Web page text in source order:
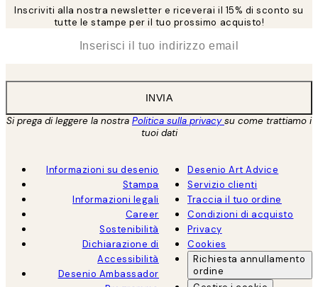
Inscriviti alla nostra newsletter e riceverai il 15% di sconto su
tutte le stampe per il tuo prossimo acquisto!
INVIA
Si prega di leggere la nostra Politica sulla privacysu come trattiamo i
tuoi dati
Informazioni su desenio
Stampa
Informazioni legali
Career
Sostenibilità
Dichiarazione di
Accessibilità
Desenio Ambassador
Desenio Art Advice
Servizio clienti
Traccia il tuo ordine
Condizioni di acquisto
Privacy
Cookies
Richiesta annullamento
ordine